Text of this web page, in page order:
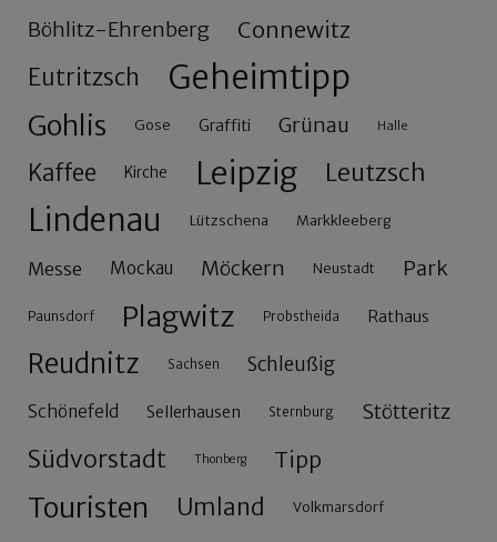
Böhlitz-Ehrenberg Connewitz
Eutritzsch Geheimtipp
Gohlis Gose Graffiti Grünau Halle
Kaffee Kirche Leipzig Leutzsch
Lindenau Lützschena Markkleeberg
Messe Mockau Möckern Neustadt Park
Paunsdorf Plagwitz Probstheida Rathaus
Reudnitz Sachsen Schleußig
Schönefeld Sellerhausen Sternburg Stötteritz
Südvorstadt Thonberg Tipp
Touristen Umland Volkmarsdorf